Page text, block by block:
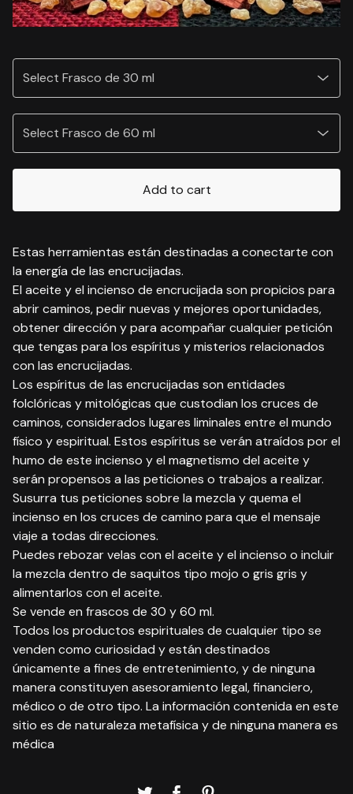
Add to cart
Estas herramientas están destinadas a conectarte con
la energía de las encrucijadas.
El aceite y el incienso de encrucijada son propicios para
abrir caminos, pedir nuevas y mejores oportunidades,
obtener dirección y para acompañar cualquier petición
que tengas para los espíritus y misterios relacionados
con las encrucijadas.
Los espíritus de las encrucijadas son entidades
folclóricas y mitológicas que custodian los cruces de
caminos, considerados lugares liminales entre el mundo
físico y espiritual. Estos espíritus se verán atraídos por el
humo de este incienso y el magnetismo del aceite y
serán propensos a las peticiones o trabajos a realizar.
Susurra tus peticiones sobre la mezcla y quema el
incienso en los cruces de camino para que el mensaje
viaje a todas direcciones.
Puedes rebozar velas con el aceite y el incienso o incluir
la mezcla dentro de saquitos tipo mojo o gris gris y
alimentarlos con el aceite.
Se vende en frascos de 30 y 60 ml.
Todos los productos espirituales de cualquier tipo se
venden como curiosidad y están destinados
únicamente a fines de entretenimiento, y de ninguna
manera constituyen asesoramiento legal, financiero,
médico o de otro tipo. La información contenida en este
sitio es de naturaleza metafísica y de ninguna manera es
médica